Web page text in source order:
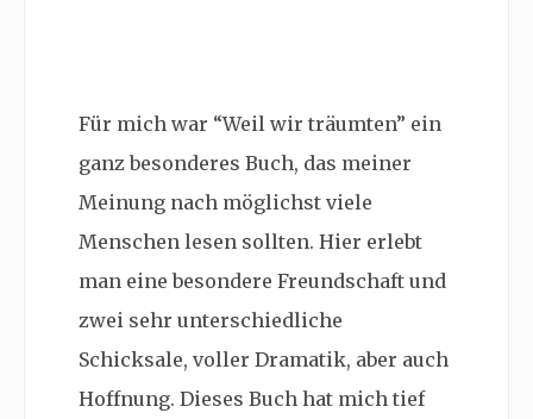
Für mich war “Weil wir träumten” ein
ganz besonderes Buch, das meiner
Meinung nach möglichst viele
Menschen lesen sollten. Hier erlebt
man eine besondere Freundschaft und
zwei sehr unterschiedliche
Schicksale, voller Dramatik, aber auch
Hoffnung. Dieses Buch hat mich tief